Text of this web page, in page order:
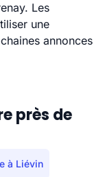
Les
une
annonces
près de
à Liévin